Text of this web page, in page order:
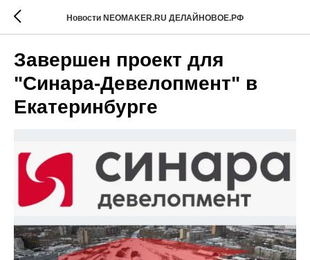
Новости NEOMAKER.RU ДЕЛАЙНОВОЕ.РФ
Завершен проект для
"Синара-Девелопмент" в
Екатеринбурге